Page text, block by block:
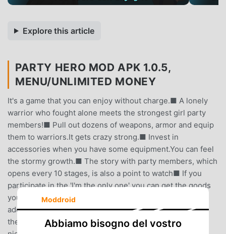
Explore this article
PARTY HERO MOD APK 1.0.5,
MENU/UNLIMITED MONEY
It's a game that you can enjoy without charge.■ A lonely
warrior who fought alone meets the strongest girl party
members!■ Pull out dozens of weapons, armor and equip
them to warriors.It gets crazy strong.■ Invest in
accessories when you have some equipment.You can feel
the stormy growth.■ The story with party members, which
opens every 10 stages, is also a point to watch■ If you
participate in the 'I'm the only one' you can get the goods
you need to strengthen your party members.One
additional ticket per hour is given to the Alone Raid, and
the number of tickets is initialized at midnight every
Moddroid
Abbiamo bisogno del vostro